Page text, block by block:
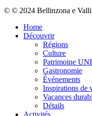
© © 2024 Bellinzona e Valli
Home
Découvrir
Régions
Culture
Patrimoine
Gastronomie
Événements
Inspirations de
Vacances
Détails
Activités